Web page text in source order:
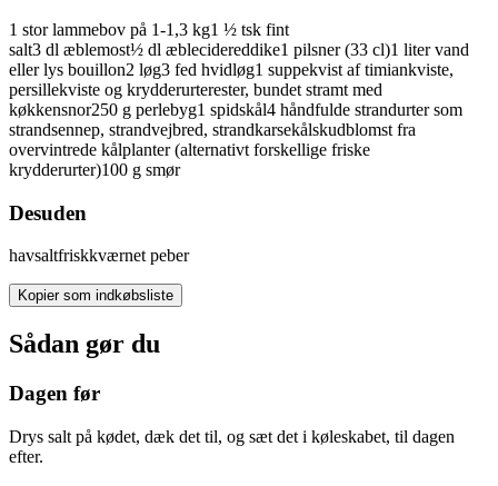
1 stor lammebov på 1-1,3 kg1 ½ tsk fint
salt3 dl æblemost½ dl æblecidereddike1 pilsner (33 cl)1 liter vand
eller lys bouillon2 løg3 fed hvidløg1 suppekvist af timiankviste,
persillekviste og krydderurterester, bundet stramt med
køkkensnor250 g perlebyg1 spidskål4 håndfulde strandurter som
strandsennep, strandvejbred, strandkarsekålskudblomst fra
overvintrede kålplanter (alternativt forskellige friske
krydderurter)100 g smør
Desuden
havsaltfriskkværnet peber
Kopier som indkøbsliste
Sådan gør du
Dagen før
Drys salt på kødet, dæk det til, og sæt det i køleskabet, til dagen
efter.